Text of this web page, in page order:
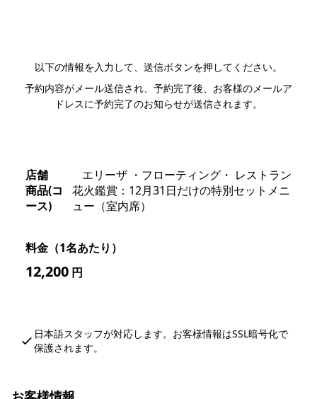
以下の情報を入力して、送信ボタンを押してください。
予約内容がメール送信され、予約完了後、お客様のメールア
ドレスに予約完了のお知らせが送信されます。
店舗
エリーザ ・フローティング・ レストラン
商品(コ
ース)
花火鑑賞：12月31日だけの特別セットメニ
ュー（室内席）
料金（1名あたり）
12,200 円
日本語スタッフが対応します。お客様情報はSSL暗号化で
保護されます。